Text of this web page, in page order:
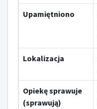
Upamiętniono
Lokalizacja
Opiekę sprawuje
(sprawują)